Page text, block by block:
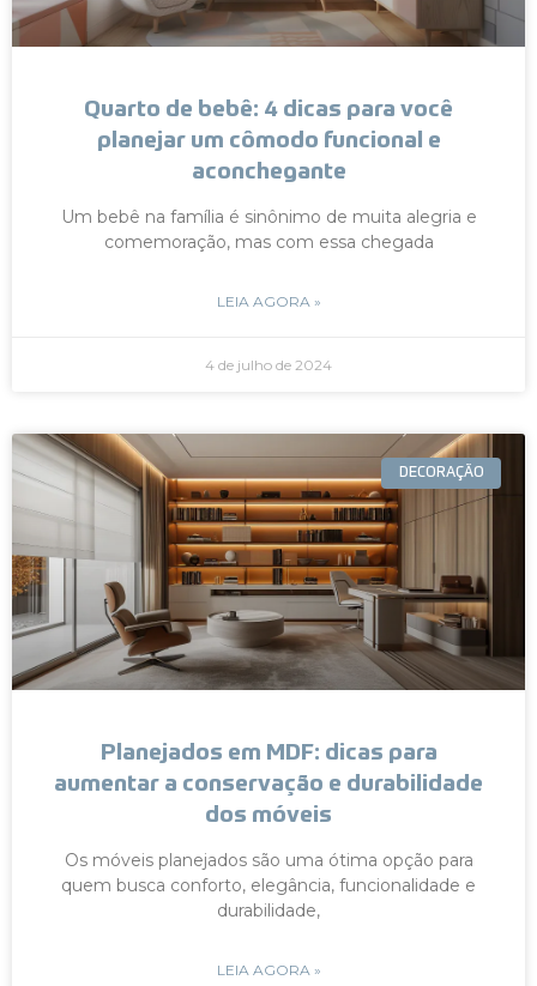
Quarto de bebê: 4 dicas para você
planejar um cômodo funcional e
aconchegante
Um bebê na família é sinônimo de muita alegria e
comemoração, mas com essa chegada
LEIA AGORA »
4 de julho de 2024
DECORAÇÃO
Planejados em MDF: dicas para
aumentar a conservação e durabilidade
dos móveis
Os móveis planejados são uma ótima opção para
quem busca conforto, elegância, funcionalidade e
durabilidade,
LEIA AGORA »